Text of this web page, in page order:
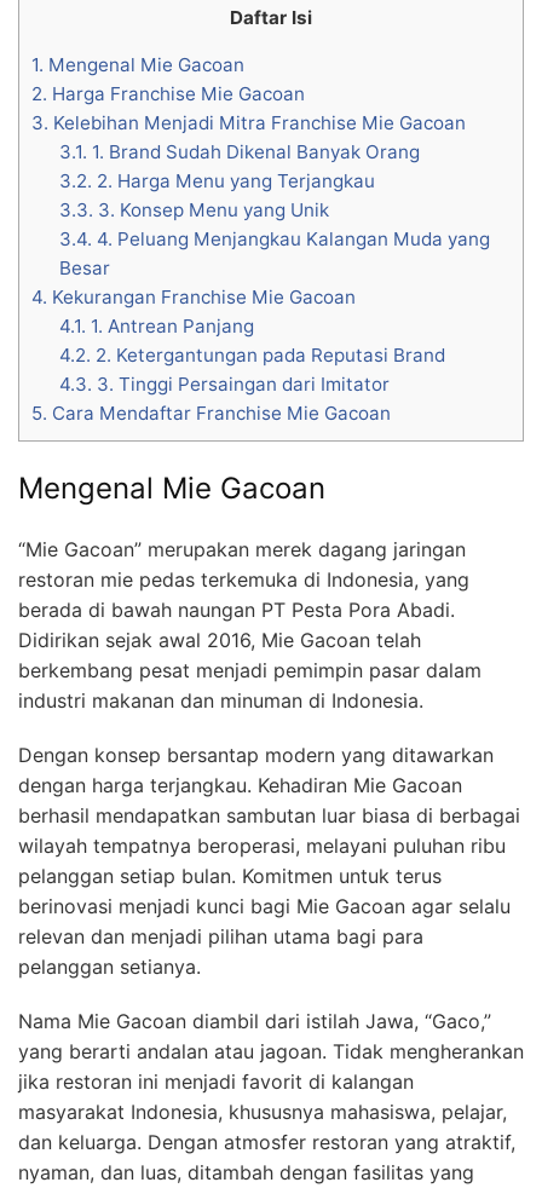
Daftar Isi
1. Mengenal Mie Gacoan
2. Harga Franchise Mie Gacoan
3. Kelebihan Menjadi Mitra Franchise Mie Gacoan
3.1. 1. Brand Sudah Dikenal Banyak Orang
3.2. 2. Harga Menu yang Terjangkau
3.3. 3. Konsep Menu yang Unik
3.4. 4. Peluang Menjangkau Kalangan Muda yang
Besar
4. Kekurangan Franchise Mie Gacoan
4.1. 1. Antrean Panjang
4.2. 2. Ketergantungan pada Reputasi Brand
4.3. 3. Tinggi Persaingan dari Imitator
5. Cara Mendaftar Franchise Mie Gacoan
Mengenal Mie Gacoan
“Mie Gacoan” merupakan merek dagang jaringan
restoran mie pedas terkemuka di Indonesia, yang
berada di bawah naungan PT Pesta Pora Abadi.
Didirikan sejak awal 2016, Mie Gacoan telah
berkembang pesat menjadi pemimpin pasar dalam
industri makanan dan minuman di Indonesia.
Dengan konsep bersantap modern yang ditawarkan
dengan harga terjangkau. Kehadiran Mie Gacoan
berhasil mendapatkan sambutan luar biasa di berbagai
wilayah tempatnya beroperasi, melayani puluhan ribu
pelanggan setiap bulan. Komitmen untuk terus
berinovasi menjadi kunci bagi Mie Gacoan agar selalu
relevan dan menjadi pilihan utama bagi para
pelanggan setianya.
Nama Mie Gacoan diambil dari istilah Jawa, “Gaco,”
yang berarti andalan atau jagoan. Tidak mengherankan
jika restoran ini menjadi favorit di kalangan
masyarakat Indonesia, khususnya mahasiswa, pelajar,
dan keluarga. Dengan atmosfer restoran yang atraktif,
nyaman, dan luas, ditambah dengan fasilitas yang